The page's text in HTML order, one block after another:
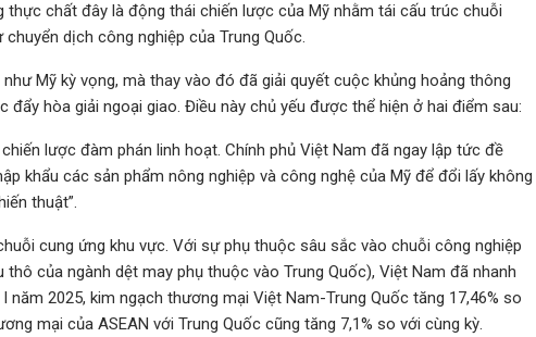
thực chất đây là động thái chiến lược của Mỹ nhằm tái cấu trúc chuỗi
dịch công nghiệp của Trung Quốc.
Mỹ kỳ vọng, mà thay vào đó đã giải quyết cuộc khủng hoảng thông
hòa giải ngoại giao. Điều này chủ yếu được thể hiện ở hai điểm sau:
lược đàm phán linh hoạt. Chính phủ Việt Nam đã ngay lập tức đề
khẩu các sản phẩm nông nghiệp và công nghệ của Mỹ để đổi lấy không
thuật”.
cung ứng khu vực. Với sự phụ thuộc sâu sắc vào chuỗi công nghiệp
thô của ngành dệt may phụ thuộc vào Trung Quốc), Việt Nam đã nhanh
2025, kim ngạch thương mại Việt Nam-Trung Quốc tăng 17,46% so
mại của ASEAN với Trung Quốc cũng tăng 7,1% so với cùng kỳ.